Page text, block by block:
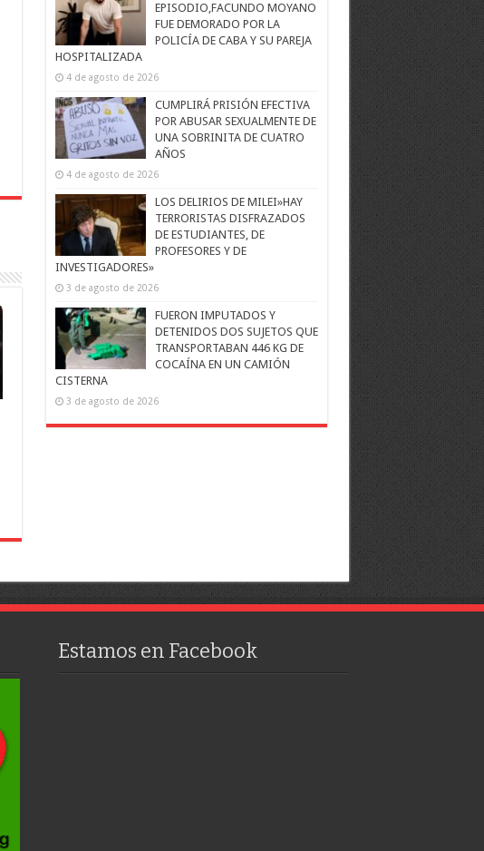
EPISODIO,FACUNDO MOYANO
FUE DEMORADO POR LA
POLICÍA DE CABA Y SU PAREJA
HOSPITALIZADA
4 de agosto de 2026
CUMPLIRÁ PRISIÓN EFECTIVA
POR ABUSAR SEXUALMENTE DE
UNA SOBRINITA DE CUATRO
AÑOS
4 de agosto de 2026
LOS DELIRIOS DE MILEI»HAY
TERRORISTAS DISFRAZADOS
DE ESTUDIANTES, DE
PROFESORES Y DE
INVESTIGADORES»
3 de agosto de 2026
FUERON IMPUTADOS Y
DETENIDOS DOS SUJETOS QUE
TRANSPORTABAN 446 KG DE
COCAÍNA EN UN CAMIÓN
CISTERNA
3 de agosto de 2026
Estamos en Facebook